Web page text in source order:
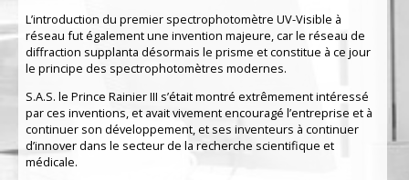
L’introduction du premier spectrophotomètre UV-Visible à
réseau fut également une invention majeure, car le réseau de
diffraction supplanta désormais le prisme et constitue à ce jour
le principe des spectrophotomètres modernes.
S.A.S. le Prince Rainier III s’était montré extrêmement intéressé
par ces inventions, et avait vivement encouragé l’entreprise et à
continuer son développement, et ses inventeurs à continuer
d’innover dans le secteur de la recherche scientifique et
médicale.